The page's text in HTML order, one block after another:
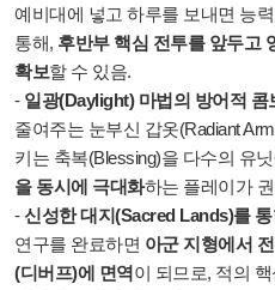
예비대에 넣고 하루를 보내면 능
통해, 후반부 핵심 전투를 앞두고
확보할 수 있음.
- 일광(Daylight) 마법의 방어적 콤
줄여주는 눈부신 갑옷(Radiant
키는 축복(Blessing)을 다수의 유
을 동시에 극대화하는 플레이가
-신성한 대지(Sacred Lands)를
연구를 완료하면 아군 지형에서
(디버프)에 면역이 되므로, 적의